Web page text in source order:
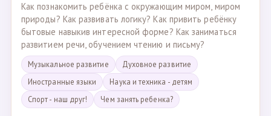
Как познакомить ребёнка с окружающим миром, миром
природы? Как развивать логику? Как привить ребёнку
бытовые навыкив интересной форме? Как заниматься
развитием речи, обучением чтению и письму?
Музыкальное развитие
Духовное развитие
Иностранные языки
Наука и техника - детям
Спорт - наш друг!
Чем занять ребенка?